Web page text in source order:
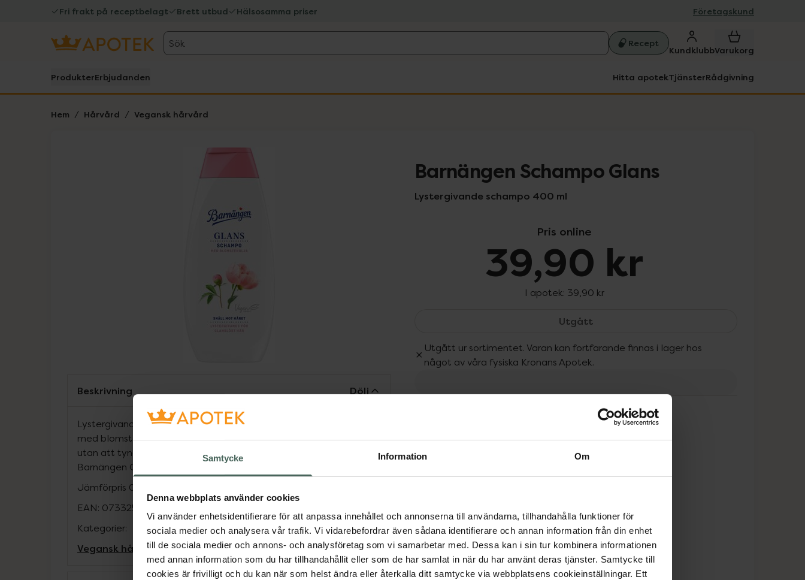
Samtycke Information Om
Denna webbplats använder cookies
Vi använder enhetsidentifierare för att anpassa innehållet och annonserna till användarna, tillhandahålla funktioner för
sociala medier och analysera vår trafik. Vi vidarebefordrar även sådana identifierare och annan information från din enhet
till de sociala medier och annons- och analysföretag som vi samarbetar med. Dessa kan i sin tur kombinera informationen
med annan information som du har tillhandahållit eller som de har samlat in när du har använt deras tjänster. Samtycke till
cookies är frivilligt och du kan när som helst ändra eller återkalla ditt samtycke via webbplatsens cookieinställningar. Ett
Fri frakt på receptbelagt Brett utbud Hälsosamma priser Företagskund
Sök Recept
KundklubbVarukorg
ProdukterErbjudanden Hitta apotekTjänsterRådgivning
Hem Hårvård Vegansk hårvård
Lista: . Innehåller 1 objekt. Barnängen Schampo Glans
Lystergivande schampo 400 ml
Pris online
39,90 kr
I apotek: 39,90 kr
UtgåttBarnängen Schampo Glans, 39.9 kr.
Utgått ur sortimentet. Varan kan fortfarande finnas i lager hos
något av våra fysiska Kronans Apotek.
Beskrivning Dölj
Lystergivande och vegansk formula (utan animaliska ingredienser)
med blomsterolja. Reparerar och mjukgör håret från rot till topp
utan att tynga ner, för hår med pärlglans. Använd tillsammans med
Barnängen Glans-balsam.
Jämförpris 0,10 kr
EAN: 07332531107938
Kategorier:
Vegansk hårvårdVeganska produkter